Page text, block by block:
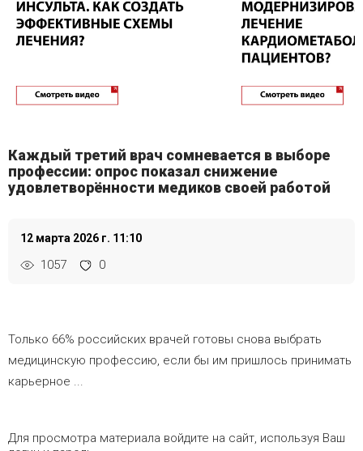
Каждый третий врач сомневается в выборе
профессии: опрос показал снижение
удовлетворённости медиков своей работой
12 марта 2026 г. 11:10
1057 0
Только 66% российских врачей готовы снова выбрать
медицинскую профессию, если бы им пришлось принимать
карьерное ...
Для просмотра материала войдите на сайт, используя Ваш